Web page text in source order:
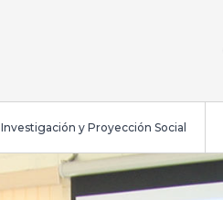
Investigación y Proyección Social